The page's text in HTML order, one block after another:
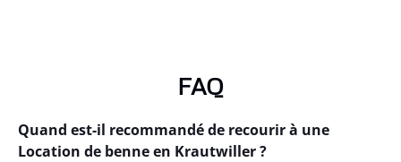
FAQ
Quand est-il recommandé de recourir à une
Location de benne en Krautwiller ?